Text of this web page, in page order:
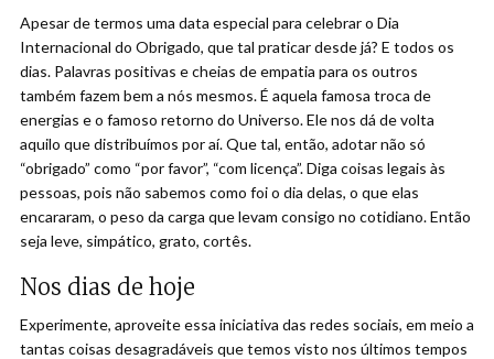
Apesar de termos uma data especial para celebrar o Dia
Internacional do Obrigado, que tal praticar desde já? E todos os
dias. Palavras positivas e cheias de empatia para os outros
também fazem bem a nós mesmos. É aquela famosa troca de
energias e o famoso retorno do Universo. Ele nos dá de volta
aquilo que distribuímos por aí. Que tal, então, adotar não só
“obrigado” como “por favor”, “com licença”. Diga coisas legais às
pessoas, pois não sabemos como foi o dia delas, o que elas
encararam, o peso da carga que levam consigo no cotidiano. Então
seja leve, simpático, grato, cortês.
Nos dias de hoje
Experimente, aproveite essa iniciativa das redes sociais, em meio a
tantas coisas desagradáveis que temos visto nos últimos tempos